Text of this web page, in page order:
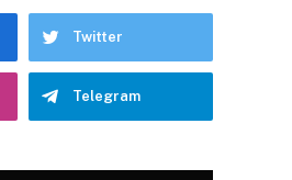
Twitter
Telegram